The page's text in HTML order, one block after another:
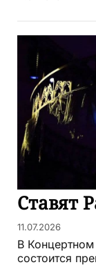
Ставят
11.07.2026
В Концертном
состоится